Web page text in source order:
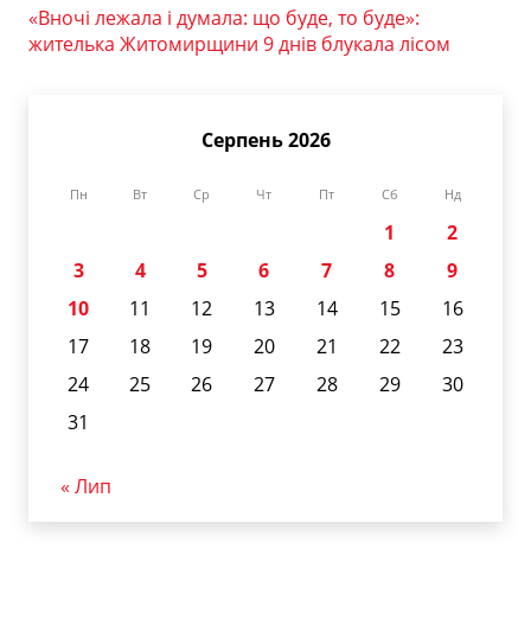
«Вночі лежала і думала: що буде, то буде»:
жителька Житомирщини 9 днів блукала лісом
Серпень 2026
Пн Вт Ср Чт Пт Сб Нд
1
2
3
4 5 6 7 8
9
10
11 12 13 14 15
16
17
18 19 20 21 22
23
24
25 26 27 28 29
30
31
« Лип